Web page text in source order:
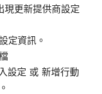
更新提供商設定
定資訊。
設定 或 新增行動